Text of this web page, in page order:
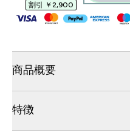
割引 ￥2,900‎
商品概要
特徴